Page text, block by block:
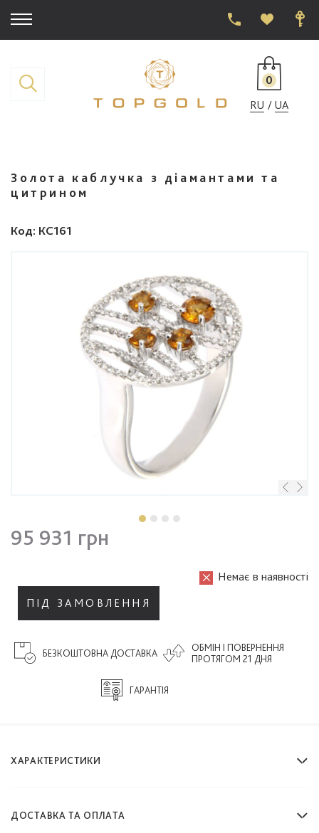
0
RU
UA
Золота каблучка з діамантами та
цитрином
Код: КС161
95 931 грн
Немає в наявності
ПІД ЗАМОВЛЕННЯ
ОБМІН І ПОВЕРНЕННЯ
ПРОТЯГОМ 21 ДНЯ
ГАРАНТІЯ
БЕЗКОШТОВНА ДОСТАВКА
ХАРАКТЕРИСТИКИ
ДОСТАВКА ТА ОПЛАТА